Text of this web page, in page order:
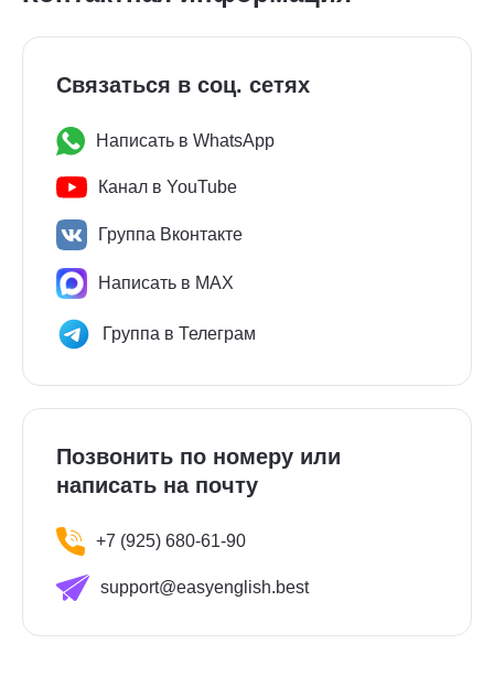
Связаться в соц. сетях
Написать в WhatsApp
Канал в YouTube
Группа Вконтакте
Написать в MAX
Группа в Телеграм
Позвонить по номеру или
написать на почту
+7 (925) 680-61-90
support@easyenglish.best